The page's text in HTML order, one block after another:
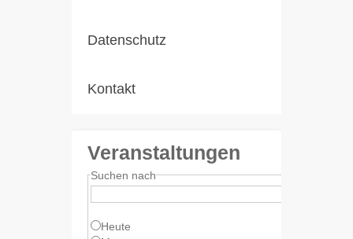
Datenschutz
Kontakt
Veranstaltungen
Suchen nach
Heute